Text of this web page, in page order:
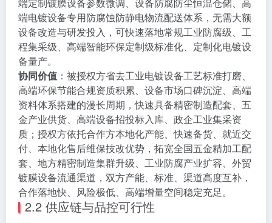
端定制镀膜设备参数微调、设备防腐防尘恒温仓储、高
端电镀设备专用防腐蚀防静电物流配送体系，无需大额
设备改造与研发投入，可快速落地常规工业防腐级、工
程集采级、高端智能环保定制级标准化、定制化电镀设
备量产。
协同价值 ：被授权方省去工业电镀设备工艺标准打磨、
高端环保节能合规资质积累、设备市场口碑沉淀、高端
资料体系搭建的漫长周期，快速具备精密制造配套、五
金产业供货、高端设备招投标入库、政企工业集采资
质；授权方依托合作方本地化产能、快速备货、就近交
付、本地化售后维保技改优势，拓宽全国五金精加工配
套、地方精密制造集群升级、工业防腐产业扩容、外贸
镀膜设备流通渠道，双方产能、标准、渠道高度互补，
合作落地快、风险极低、高端增量空间稳定充足。
2.2 供应链与品控可行性